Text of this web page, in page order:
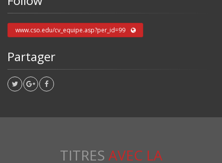
www.cso.edu/cv_equipe.asp?per_id=99
Partager
TITRES AVEC LA